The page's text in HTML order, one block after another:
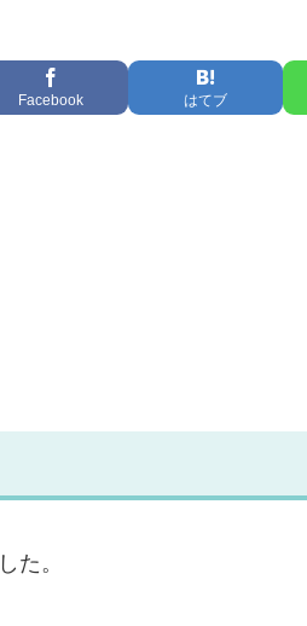
Facebook はてブ
た。